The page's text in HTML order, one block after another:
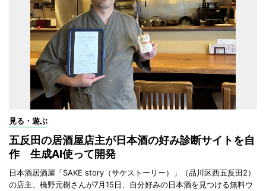
見る・遊ぶ
五反田の居酒屋店主が日本酒の好み診断サイトを自
作 生成AI使って開発
日本酒居酒屋「SAKE story（サケストーリー）」（品川区西五反田2）
の店主、橋野元樹さんが7月15日、自分好みの日本酒を見つける無料ウ